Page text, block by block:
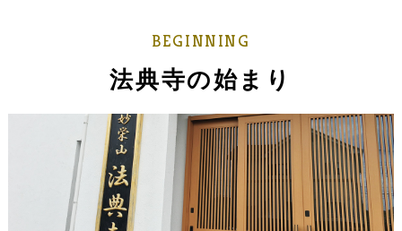
BEGINNING
法典寺の始まり